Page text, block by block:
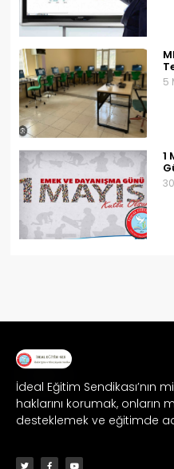
5
1
İdeal Eğitim Sendikası’nın
haklarını korumak, onların
desteklemek ve eğitimde